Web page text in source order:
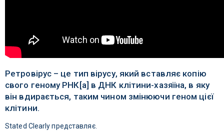
Ретровірус – це тип вірусу, який вставляє копію
свого геному РНК[a] в ДНК клітини-хазяїна, в яку
він вдирається, таким чином змінюючи геном цієї
клітини.
Stated Clearly представляє.